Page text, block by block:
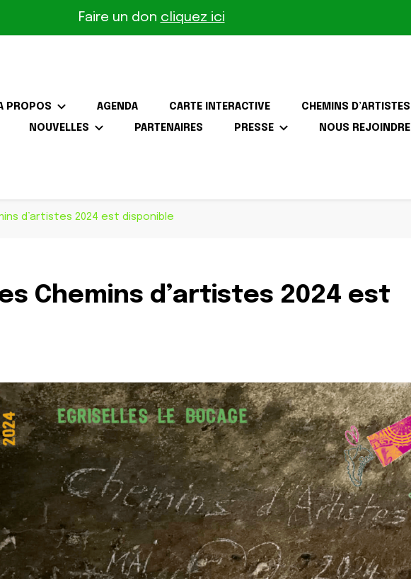
Faire un don cliquez ici
PROPOS AGENDA CARTE INTERACTIVE
CHEMINS D’ARTISTES
NOUVELLES PARTENAIRES PRESSE NOUS REJOINDRE
d’artistes 2024 est disponible
Chemins d’artistes 2024 est